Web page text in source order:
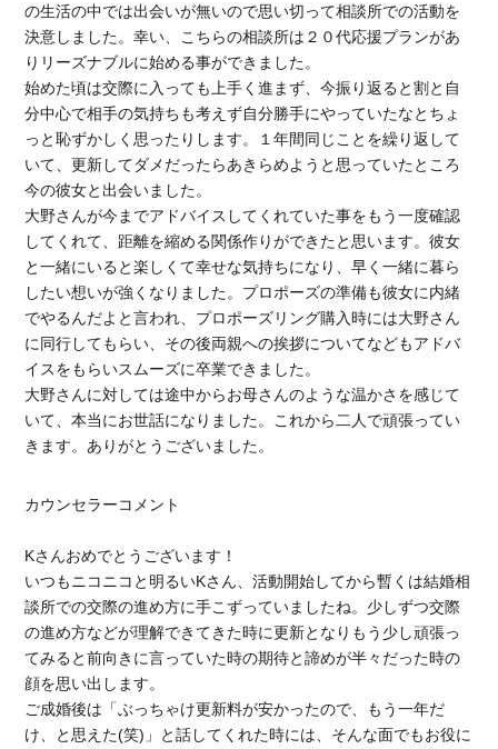
の生活の中では出会いが無いので思い切って相談所での活動を
決意しました。幸い、こちらの相談所は２０代応援プランがあ
りリーズナブルに始める事ができました。
始めた頃は交際に入っても上手く進まず、今振り返ると割と自
分中心で相手の気持ちも考えず自分勝手にやっていたなとちょ
っと恥ずかしく思ったりします。１年間同じことを繰り返して
いて、更新してダメだったらあきらめようと思っていたところ
今の彼女と出会いました。
大野さんが今までアドバイスしてくれていた事をもう一度確認
してくれて、距離を縮める関係作りができたと思います。彼女
と一緒にいると楽しくて幸せな気持ちになり、早く一緒に暮ら
したい想いが強くなりました。プロポーズの準備も彼女に内緒
でやるんだよと言われ、プロポーズリング購入時には大野さん
に同行してもらい、その後両親への挨拶についてなどもアドバ
イスをもらいスムーズに卒業できました。
大野さんに対しては途中からお母さんのような温かさを感じて
いて、本当にお世話になりました。これから二人で頑張ってい
きます。ありがとうございました。
カウンセラーコメント
Kさんおめでとうございます！
いつもニコニコと明るいKさん、活動開始してから暫くは結婚相
談所での交際の進め方に手こずっていましたね。少しずつ交際
の進め方などが理解できてきた時に更新となりもう少し頑張っ
てみると前向きに言っていた時の期待と諦めが半々だった時の
顔を思い出します。
ご成婚後は「ぶっちゃけ更新料が安かったので、もう一年だ
け、と思えた(笑)」と話してくれた時には、そんな面でもお役に